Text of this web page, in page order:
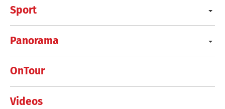
Sport
Panorama
OnTour
Videos